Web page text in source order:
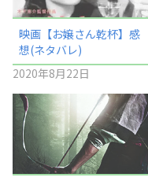
映画【お嬢さん乾杯】感
想(ネタバレ)
2020年8月22日